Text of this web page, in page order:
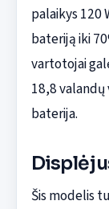
palaikys
bateriją iki
vartotojai
18,8
baterija.
Šis modelis